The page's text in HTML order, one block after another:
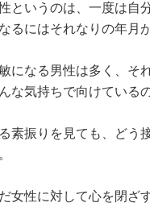
というのは、一度は自
るにはそれなりの年月
になる男性は多く、そ
な気持ちで向けている
素振りを見ても、どう
女性に対して心を閉ざ